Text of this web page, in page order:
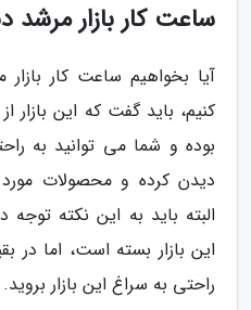
ساعت کار بازار مرشد
آیا بخواهیم ساعت کار
بوده و شما می توانید به
دیدن کرده و محصولات
البته باید به این نکته
این بازار بسته است، اما در
راحتی به سراغ این بازار بروید.